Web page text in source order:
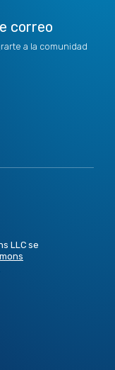
correo
a la comunidad
LLC se